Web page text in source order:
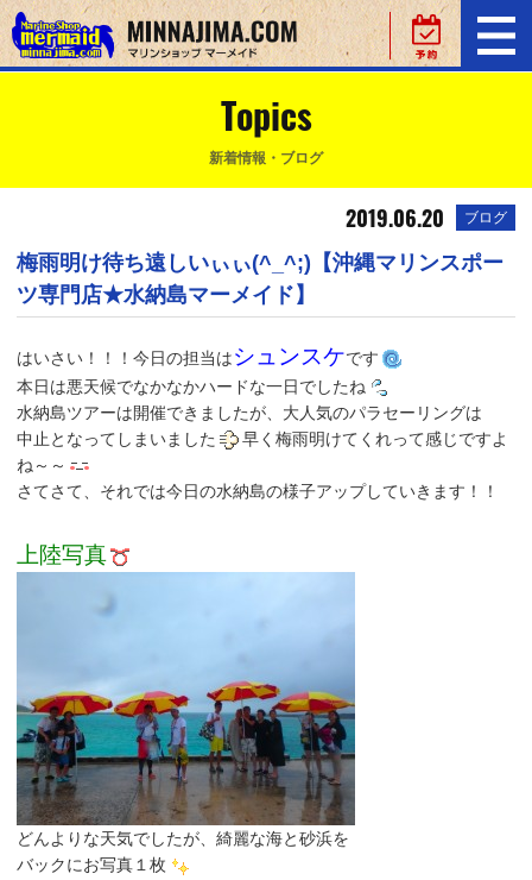
Topics
新着情報・ブログ
2019.06.20 ブログ
梅雨明け待ち遠しいぃぃ(^_^;)【沖縄マリンスポー
ツ専門店★水納島マーメイド】
はいさい！！！今日の担当はシュンスケです
本日は悪天候でなかなかハードな一日でしたね
水納島ツアーは開催できましたが、大人気のパラセーリングは
中止となってしまいました
早く梅雨明けてくれって感じですよ
ね～～
さてさて、それでは今日の水納島の様子アップしていきます！！
上陸写真
どんよりな天気でしたが、綺麗な海と砂浜を
バックにお写真１枚